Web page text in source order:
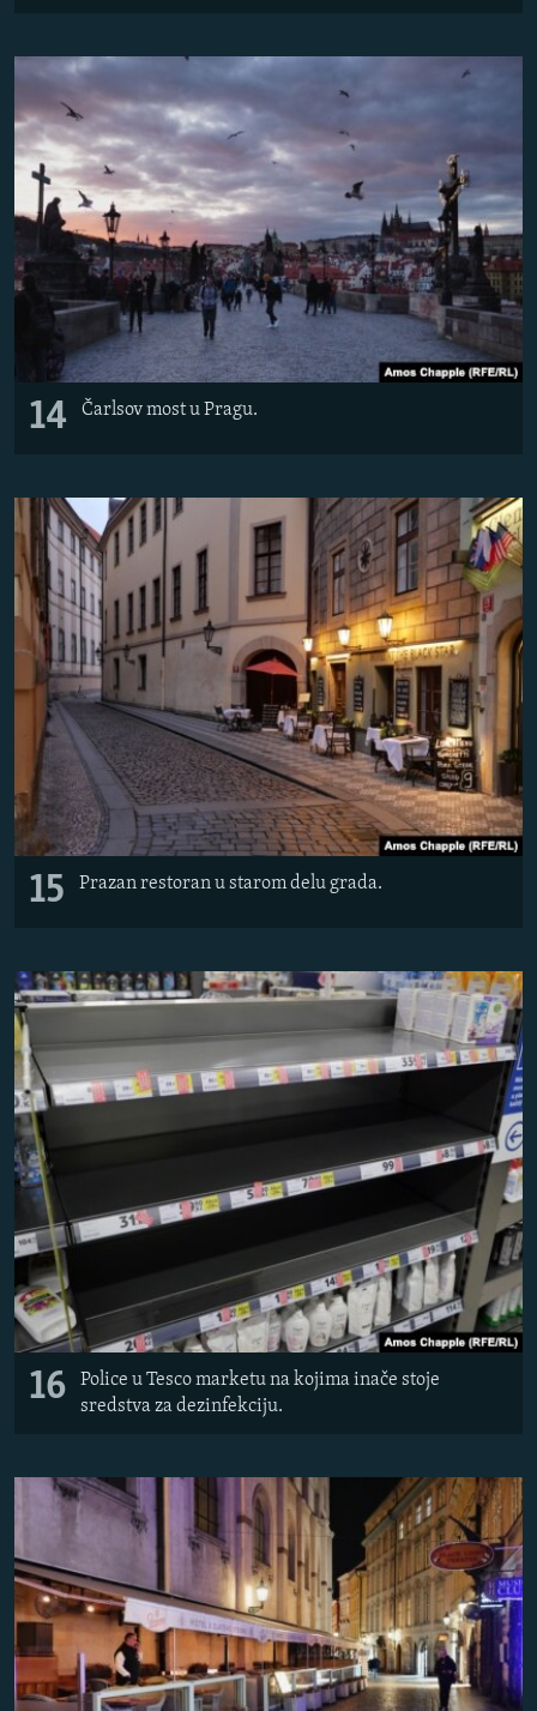
14 Čarlsov most u Pragu.
15 Prazan restoran u starom delu grada.
16
Police u Tesco marketu na kojima inače stoje
sredstva za dezinfekciju.